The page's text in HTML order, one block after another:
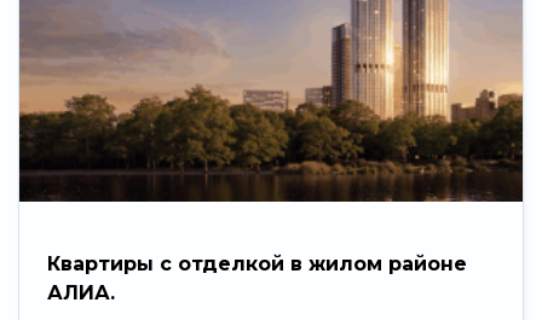
Политика конфиденциальности
Квартиры с отделкой в жилом районе
АЛИА.